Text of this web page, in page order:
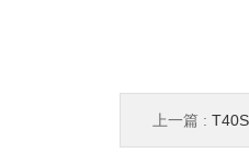
上一篇 :